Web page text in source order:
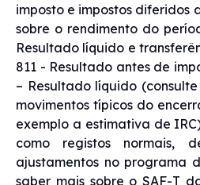
imposto e impostos diferidos
sobre o rendimento do
Resultado líquido e
811 - Resultado antes de
– Resultado líquido (consulte
movimentos típicos do
exemplo a estimativa de
como registos normais,
ajustamentos no programa
saber mais sobre o SAF-T